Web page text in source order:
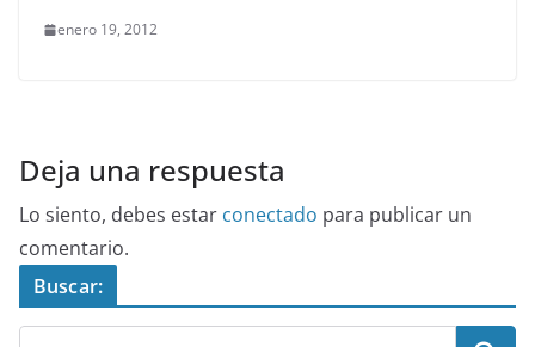
enero 19, 2012
Deja una respuesta
Lo siento, debes estar conectado para publicar un
comentario.
Buscar: